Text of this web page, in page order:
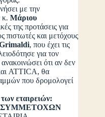
με την
κ. Μάριου
της προτάσεις για
και μετόχους
, που έχει τις
για τον
ότι αν δεν
ATTICA, θα
που δρομολογεί
εταιρειών:
ΣΥΜΜΕΤΟΧΩΝ